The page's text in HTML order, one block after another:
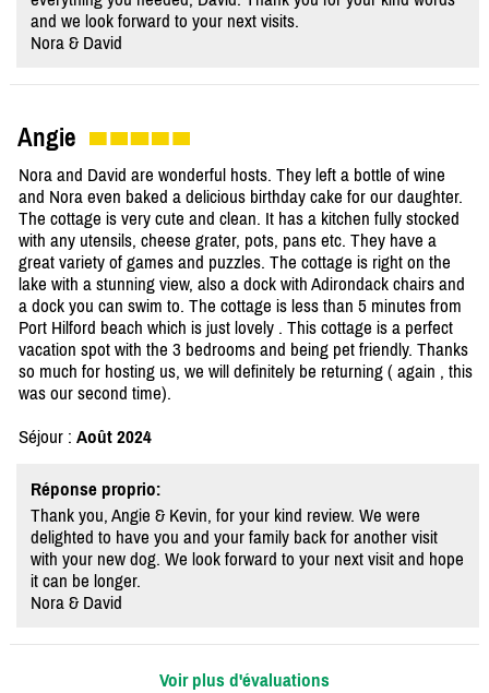
and we look forward to your next visits.
Nora & David
Angie
Nora and David are wonderful hosts. They left a bottle of wine
and Nora even baked a delicious birthday cake for our daughter.
The cottage is very cute and clean. It has a kitchen fully stocked
with any utensils, cheese grater, pots, pans etc. They have a
great variety of games and puzzles. The cottage is right on the
lake with a stunning view, also a dock with Adirondack chairs and
a dock you can swim to. The cottage is less than 5 minutes from
Port Hilford beach which is just lovely . This cottage is a perfect
vacation spot with the 3 bedrooms and being pet friendly. Thanks
so much for hosting us, we will definitely be returning ( again , this
was our second time).
Séjour : Août 2024
Réponse proprio:
Thank you, Angie & Kevin, for your kind review. We were
delighted to have you and your family back for another visit
with your new dog. We look forward to your next visit and hope
it can be longer.
Nora & David
Voir plus d'évaluations